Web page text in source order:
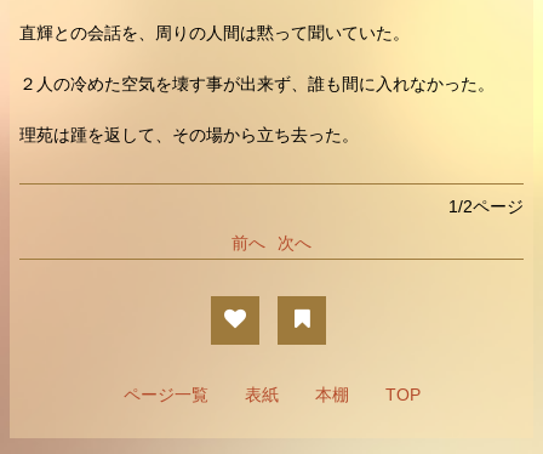
直輝との会話を、周りの人間は黙って聞いていた。
２人の冷めた空気を壊す事が出来ず、誰も間に入れなかった。
理苑は踵を返して、その場から立ち去った。
1/2ページ
前へ
次へ
ページ一覧 表紙 本棚 TOP